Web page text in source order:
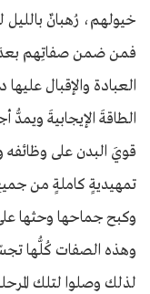
خيولهم، رُهبانٌ بالليل
فمن ضمن صفاتِهم بعدَ
العبادة والإقبال
الطاقةَ الإيجابيةَ ويمدُّ
قويَ البدن على وظائفه
تمهيديةٍ كاملةٍ من
وكبح جماحها وحثها
وهذه الصفات كُلُّها
لذلك وصلوا لتلك